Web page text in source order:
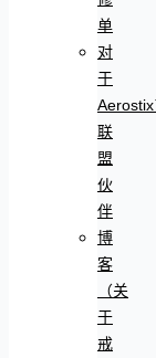
单
对
于
联
盟
伙
伴
博
客
（关
于
戒